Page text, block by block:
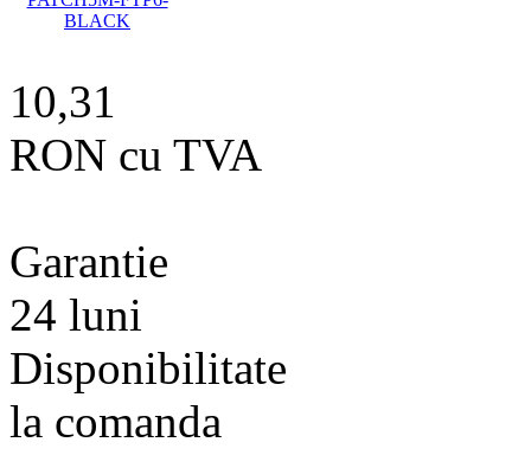
10,31
RON cu TVA
Garantie
24 luni
Disponibilitate
la comanda